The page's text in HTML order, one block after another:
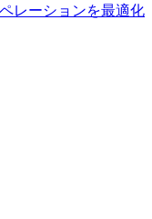
レーションを最適化